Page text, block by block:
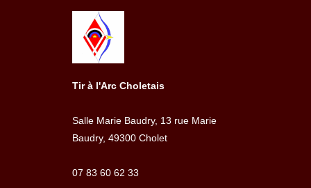
Tir à l'Arc Choletais
Salle Marie Baudry, 13 rue Marie
Baudry, 49300 Cholet
07 83 60 62 33